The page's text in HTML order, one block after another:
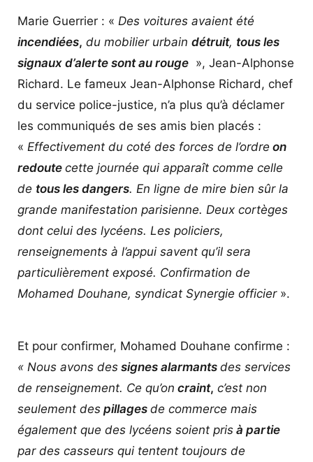
Marie Guerrier : « Des voitures avaient été
incendiées, du mobilier urbain détruit, tous les
signaux d’alerte sont au rouge », Jean-Alphonse
Richard. Le fameux Jean-Alphonse Richard, chef
du service police-justice, n’a plus qu’à déclamer
les communiqués de ses amis bien placés :
« Effectivement du coté des forces de l’ordre on
redoute cette journée qui apparaît comme celle
de tous les dangers. En ligne de mire bien sûr la
grande manifestation parisienne. Deux cortèges
dont celui des lycéens. Les policiers,
renseignements à l’appui savent qu’il sera
particulièrement exposé. Confirmation de
Mohamed Douhane, syndicat Synergie officier».
Et pour confirmer, Mohamed Douhane confirme :
« Nous avons des signes alarmants des services
de renseignement. Ce qu’on craint, c’est non
seulement des pillages de commerce mais
également que des lycéens soient pris à partie
par des casseurs qui tentent toujours de